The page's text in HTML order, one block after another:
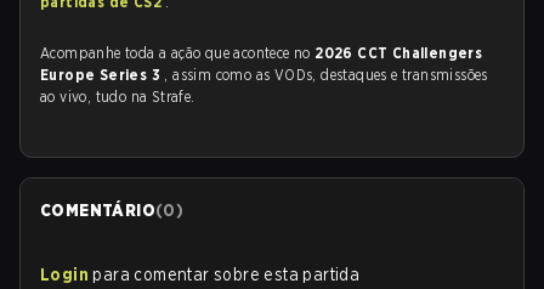
Acompanhe toda a ação que acontece no 2026 CCT Challengers
Europe Series 3 , assim como as VODs, destaques e transmissões
ao vivo, tudo na Strafe.
COMENTÁRIO(0)
Login para comentar sobre esta partida